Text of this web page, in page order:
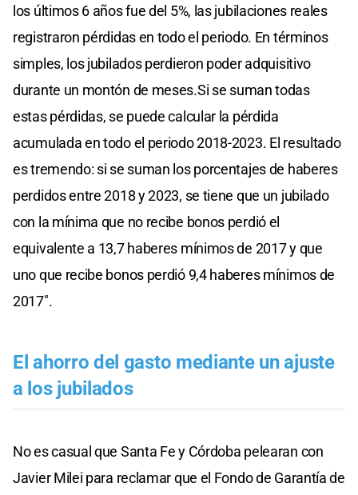
los últimos 6 años fue del 5%, las jubilaciones reales
registraron pérdidas en todo el periodo. En términos
simples, los jubilados perdieron poder adquisitivo
durante un montón de meses.Si se suman todas
estas pérdidas, se puede calcular la pérdida
acumulada en todo el periodo 2018-2023. El resultado
es tremendo: si se suman los porcentajes de haberes
perdidos entre 2018 y 2023, se tiene que un jubilado
con la mínima que no recibe bonos perdió el
equivalente a 13,7 haberes mínimos de 2017 y que
uno que recibe bonos perdió 9,4 haberes mínimos de
2017".
El ahorro del gasto mediante un ajuste
a los jubilados
No es casual que Santa Fe y Córdoba pelearan con
Javier Milei para reclamar que el Fondo de Garantía de